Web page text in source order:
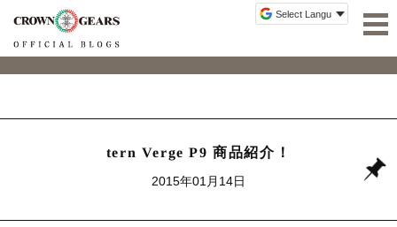
tern Verge P9 商品紹介！
2015年01月14日